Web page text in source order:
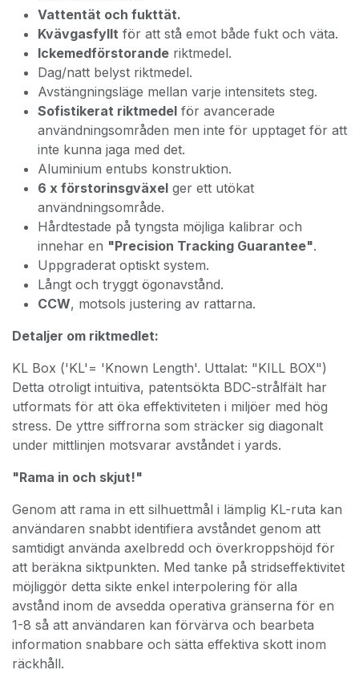
Vattentät och fukttät.
Kvävgasfyllt för att stå emot både fukt och väta.
Ickemedförstorande riktmedel.
Dag/natt belyst riktmedel.
Avstängningsläge mellan varje intensitets steg.
Sofistikerat riktmedel för avancerade
användningsområden men inte för upptaget för att
inte kunna jaga med det.
Aluminium entubs konstruktion.
6 x förstorinsgväxel ger ett utökat
användningsområde.
Hårdtestade på tyngsta möjliga kalibrar och
innehar en "Precision Tracking Guarantee".
Uppgraderat optiskt system.
Långt och tryggt ögonavstånd.
CCW, motsols justering av rattarna.
Detaljer om riktmedlet:
KL Box ('KL'= 'Known Length'. Uttalat: "KILL BOX")
Detta otroligt intuitiva, patentsökta BDC-strålfält har
utformats för att öka effektiviteten i miljöer med hög
stress. De yttre siffrorna som sträcker sig diagonalt
under mittlinjen motsvarar avståndet i yards.
"Rama in och skjut!"
Genom att rama in ett silhuettmål i lämplig KL-ruta kan
användaren snabbt identifiera avståndet genom att
samtidigt använda axelbredd och överkroppshöjd för
att beräkna siktpunkten. Med tanke på stridseffektivitet
möjliggör detta sikte enkel interpolering för alla
avstånd inom de avsedda operativa gränserna för en
1-8 så att användaren kan förvärva och bearbeta
information snabbare och sätta effektiva skott inom
räckhåll.